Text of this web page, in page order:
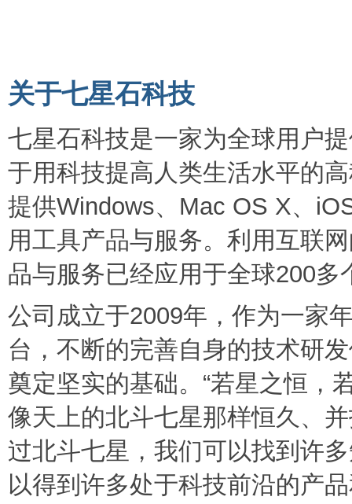
关于七星石科技
七星石科技是一家为全球用户
于用科技提高人类生活水平的
提供Windows、Mac OS X、
用工具产品与服务。利用互联
品与服务已经应用于全球200
公司成立于2009年，作为一家
台，不断的完善自身的技术研
奠定坚实的基础。“若星之恒，
像天上的北斗七星那样恒久、
过北斗七星，我们可以找到许
以得到许多处于科技前沿的产